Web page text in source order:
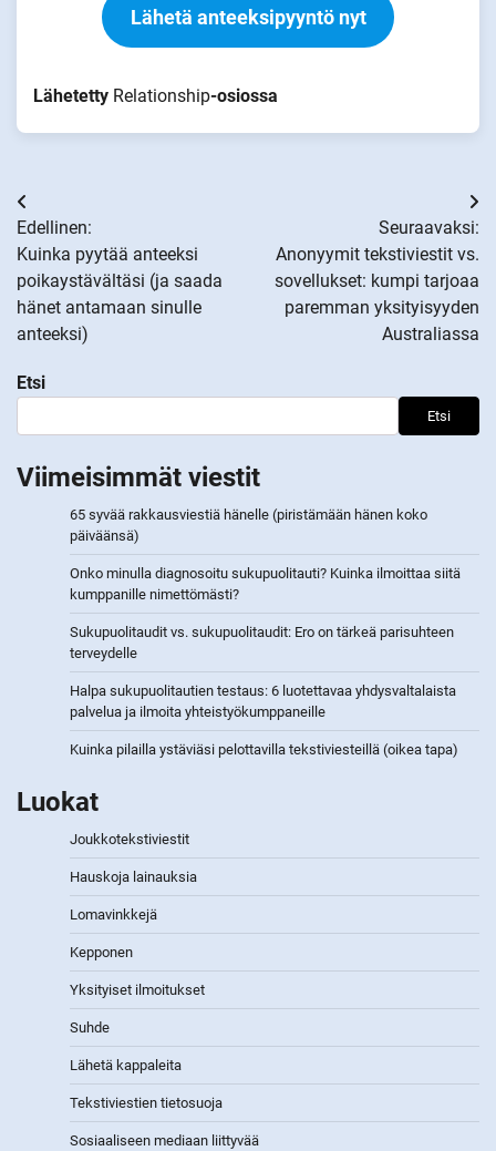
Lähetä anteeksipyyntö nyt
Lähetetty Relationship-osiossa
Artikkelien
selaus
Edellinen:
Kuinka pyytää anteeksi
poikaystävältäsi (ja saada
hänet antamaan sinulle
anteeksi)
Seuraavaksi:
Anonyymit tekstiviestit vs.
sovellukset: kumpi tarjoaa
paremman yksityisyyden
Australiassa
Etsi
Etsi
Viimeisimmät viestit
65 syvää rakkausviestiä hänelle (piristämään hänen koko
päiväänsä)
Onko minulla diagnosoitu sukupuolitauti? Kuinka ilmoittaa siitä
kumppanille nimettömästi?
Sukupuolitaudit vs. sukupuolitaudit: Ero on tärkeä parisuhteen
terveydelle
Halpa sukupuolitautien testaus: 6 luotettavaa yhdysvaltalaista
palvelua ja ilmoita yhteistyökumppaneille
Kuinka pilailla ystäviäsi pelottavilla tekstiviesteillä (oikea tapa)
Luokat
Joukkotekstiviestit
Hauskoja lainauksia
Lomavinkkejä
Kepponen
Yksityiset ilmoitukset
Suhde
Lähetä kappaleita
Tekstiviestien tietosuoja
Sosiaaliseen mediaan liittyvää